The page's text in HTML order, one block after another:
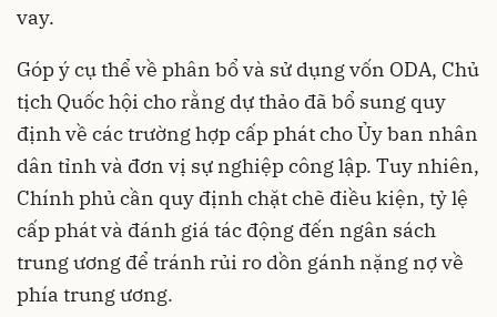
vay.
Góp ý cụ thể về phân bổ và sử dụng vốn ODA, Chủ
tịch Quốc hội cho rằng dự thảo đã bổ sung quy
định về các trường hợp cấp phát cho Ủy ban nhân
dân tỉnh và đơn vị sự nghiệp công lập. Tuy nhiên,
Chính phủ cần quy định chặt chẽ điều kiện, tỷ lệ
cấp phát và đánh giá tác động đến ngân sách
trung ương để tránh rủi ro dồn gánh nặng nợ về
phía trung ương.